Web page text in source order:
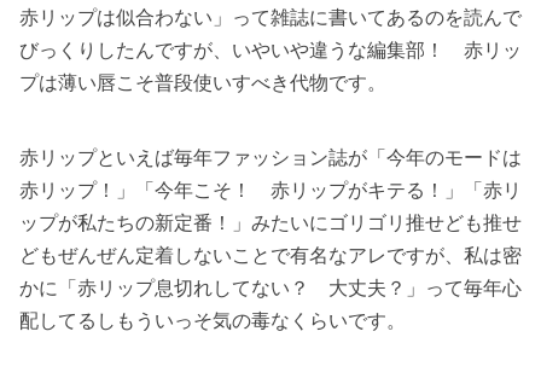
赤リップは似合わない」って雑誌に書いてあるのを読んで
びっくりしたんですが、いやいや違うな編集部！ 赤リッ
プは薄い唇こそ普段使いすべき代物です。
赤リップといえば毎年ファッション誌が「今年のモードは
赤リップ！」「今年こそ！ 赤リップがキテる！」「赤リ
ップが私たちの新定番！」みたいにゴリゴリ推せども推せ
どもぜんぜん定着しないことで有名なアレですが、私は密
かに「赤リップ息切れしてない？ 大丈夫？」って毎年心
配してるしもういっそ気の毒なくらいです。